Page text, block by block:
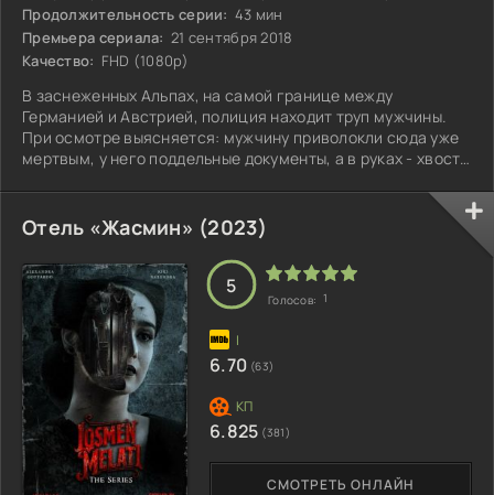
Продолжительность серии: 43 мин
Премьера сериала: 21 сентября 2018
Качество: FHD (1080p)
В заснеженных Альпах, на самой границе между
Германией и Австрией, полиция находит труп мужчины.
При осмотре выясняется: мужчину приволокли сюда уже
мертвым, у него поддельные документы, а в руках - хвост
преступление берутся два детектива из соседствующих
стран. Она - жизнелюбивая немка Элли Стокер, которая
пытается делать свою жуткую работу легко. Он - мрачный
алкоголик Гедеон Винтер, оказавшийся на самом дне
жизни. Вдвоем они включаются в расслед
Отель «Жасмин» (2023)
СМОТРЕТЬ ОНЛАЙН
5
Голосов: 1
6.70 (63)
6.825 (381)